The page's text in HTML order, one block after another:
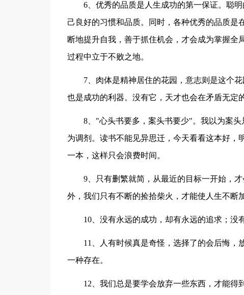
6、优秀的品质是人生成功的第一保证。聪
己良好的习惯和品质。同时，各种优秀的品质是
断地提升自我，善于抓住机会，才会成为掌握
过程中立于不败之地。
7、肉体是精神居住的花园，意志则是这个
也是成功的利器。没有它，天才也会在矛盾无定
8、"心头书要多，案头书要少"。我以为案
为调剂。读书不能见异思迁，今天看看这本好
一本，这样只会浪费时间。
9、只有删繁就简，从最近的目标一开始，
外，我们只有不断的捡拾柴火，才能使人生不断
10、没有永远的成功，却有永远的追求；没
11、人有时候真是奇怪，选择了的会后悔
一种存在。
12、我们总是要学会放弃一些东西，才能